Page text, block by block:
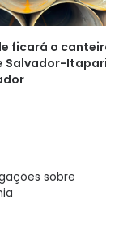
ficará o canteiro
Salvador-
sobre